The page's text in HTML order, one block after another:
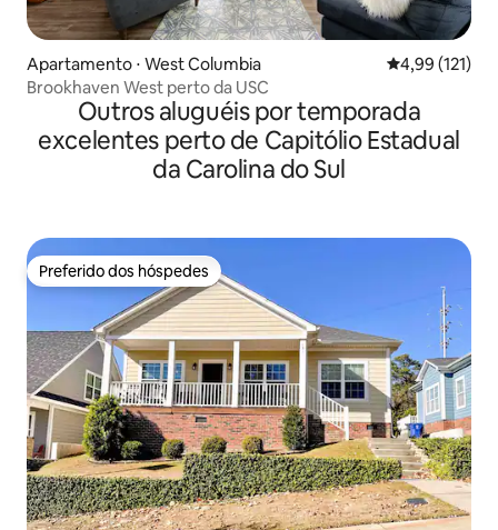
Apartamento ⋅ West Columbia 4,99 de uma
4,99 (121)
Brookhaven West perto da USC
Outros aluguéis por temporada
excelentes perto de Capitólio Estadual
da Carolina do Sul
Preferido dos hóspedes
Preferido dos hóspedes